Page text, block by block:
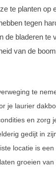
te planten op
tegen
de bladeren te
van de
te
je laurier
en zorg
gedijt in
locatie is een
groeien